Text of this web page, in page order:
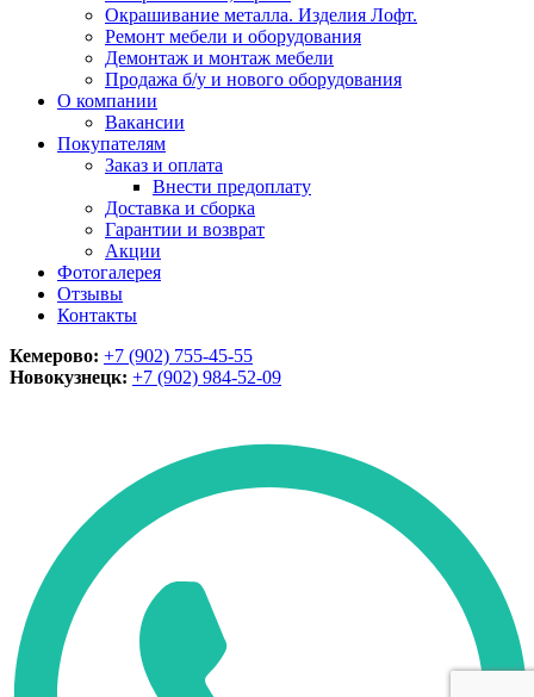
Окрашивание металла. Изделия Лофт.
Ремонт мебели и оборудования
Демонтаж и монтаж мебели
Продажа б/у и нового оборудования
О компании
Вакансии
Покупателям
Заказ и оплата
Внести предоплату
Доставка и сборка
Гарантии и возврат
Акции
Фотогалерея
Отзывы
Контакты
Кемерово: +7 (902) 755-45-55
Новокузнецк: +7 (902) 984-52-09